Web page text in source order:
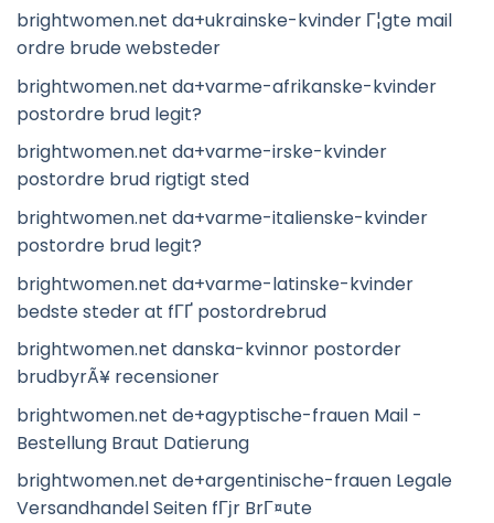
brightwomen.net da+ukrainske-kvinder Г¦gte mail
ordre brude websteder
brightwomen.net da+varme-afrikanske-kvinder
postordre brud legit?
brightwomen.net da+varme-irske-kvinder
postordre brud rigtigt sted
brightwomen.net da+varme-italienske-kvinder
postordre brud legit?
brightwomen.net da+varme-latinske-kvinder
bedste steder at fГҐ postordrebrud
brightwomen.net danska-kvinnor postorder
brudbyrÃ¥ recensioner
brightwomen.net de+agyptische-frauen Mail -
Bestellung Braut Datierung
brightwomen.net de+argentinische-frauen Legale
Versandhandel Seiten fГјr BrГ¤ute